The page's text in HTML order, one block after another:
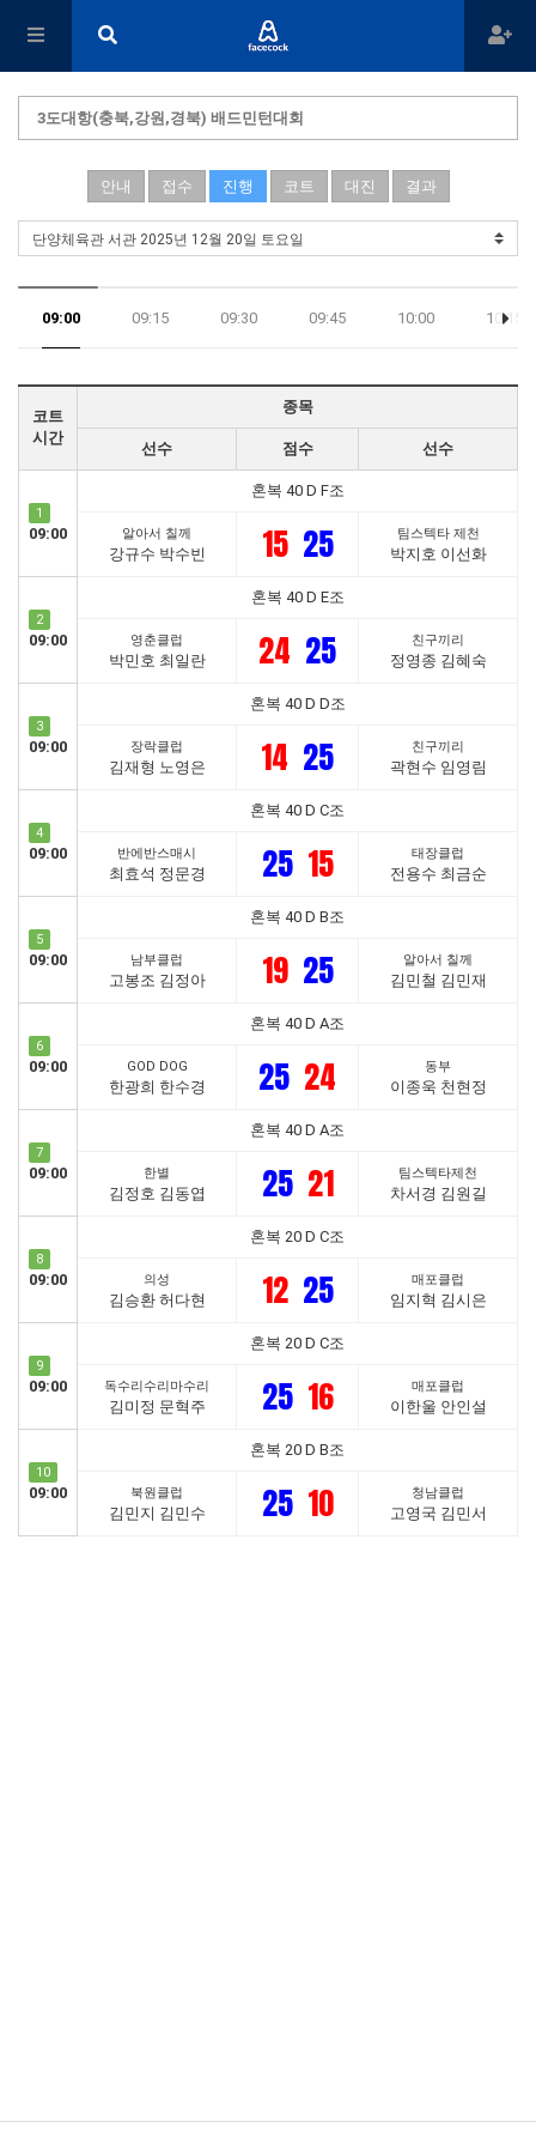
3도대항(충북,강원,경북) 배드민턴대회
안내 접수 진행 코트 대진 결과
09:00 09:15 09:30 09:45 10:00 10:15
코트
시간
종목
선수 점수 선수
1
09:00
혼복 40 D F조
알아서 칠께
강규수 박수빈 15 25 팀스텍타 제천
박지호 이선화
2
09:00
혼복 40 D E조
영춘클럽
박민호 최일란 24 25 친구끼리
정영종 김혜숙
3
09:00
혼복 40 D D조
장락클럽
김재형 노영은 14 25 친구끼리
곽현수 임영림
4
09:00
혼복 40 D C조
반에반스매시
최효석 정문경 25 15 태장클럽
전용수 최금순
5
09:00
혼복 40 D B조
남부클럽
고봉조 김정아 19 25 알아서 칠께
김민철 김민재
6
09:00
혼복 40 D A조
GOD DOG
한광희 한수경 25 24 동부
이종욱 천현정
7
09:00
혼복 40 D A조
한별
김정호 김동엽 25 21 팀스텍타제천
차서경 김원길
8
09:00
혼복 20 D C조
의성
김승환 허다현 12 25 매포클럽
임지혁 김시은
9
09:00
혼복 20 D C조
독수리수리마수리
김미정 문혁주 25 16 매포클럽
이한울 안인설
10
09:00
혼복 20 D B조
북원클럽
김민지 김민수 25 10 청남클럽
고영국 김민서